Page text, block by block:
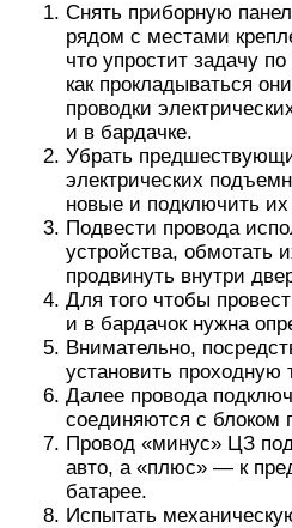
Снять приборную
рядом с местами
что упростит задачу
как прокладываться
проводки
и в бардачке.
Убрать
электрических
новые и подключить их
Подвести провода
устройства, обмотать
продвинуть внутри
Для того чтобы
и в бардачок нужна
Внимательно,
установить проходную
Далее провода
соединяются с блоком
Провод «минус» ЦЗ
авто, а «плюс» — к
батарее.
Испытать